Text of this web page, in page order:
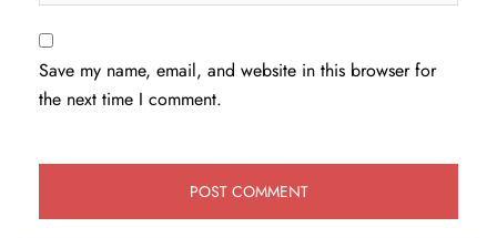
Save my name, email, and website in this browser for
the next time I comment.